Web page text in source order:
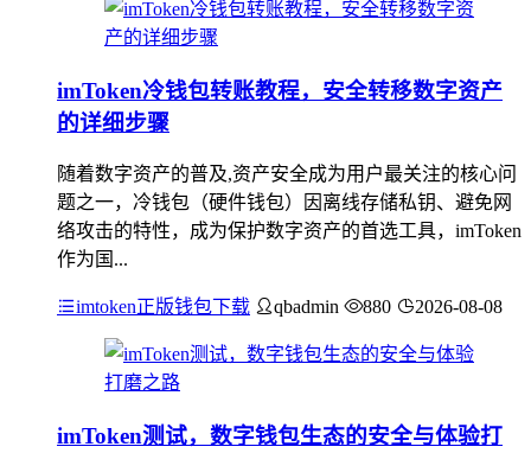
imToken冷钱包转账教程，安全转移数字资产
的详细步骤
随着数字资产的普及,资产安全成为用户最关注的核心问
题之一，冷钱包（硬件钱包）因离线存储私钥、避免网
络攻击的特性，成为保护数字资产的首选工具，imToken
作为国...
imtoken正版钱包下载 qbadmin 880 2026-08-08
imToken测试，数字钱包生态的安全与体验打